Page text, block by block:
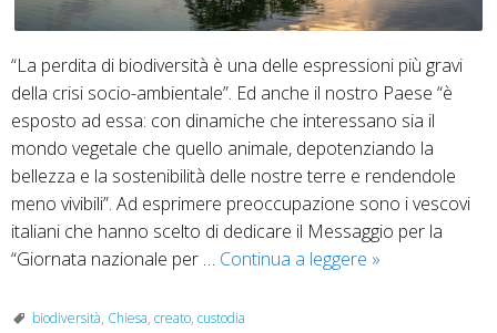
“La perdita di biodiversità è una delle espressioni più gravi
della crisi socio-ambientale”. Ed anche il nostro Paese “è
esposto ad essa: con dinamiche che interessano sia il
mondo vegetale che quello animale, depotenziando la
bellezza e la sostenibilità delle nostre terre e rendendole
meno vivibili”. Ad esprimere preoccupazione sono i vescovi
italiani che hanno scelto di dedicare il Messaggio per la
“Giornata nazionale per … Continua a leggere Biodiversità,
»
biodiversità, Chiesa, creato, custodia